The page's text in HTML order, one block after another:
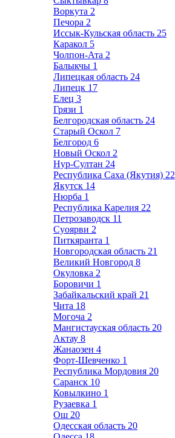
Воркута 2
Печора 2
Иссык-Кульская область 25
Каракол 5
Чолпон-Ата 2
Балыкчы 1
Липецкая область 24
Липецк 17
Елец 3
Грязи 1
Белгородская область 24
Старый Оскол 7
Белгород 6
Новый Оскол 2
Нур-Султан 24
Республика Саха (Якутия) 22
Якутск 14
Нюрба 1
Республика Карелия 22
Петрозаводск 11
Суоярви 2
Питкяранта 1
Новгородская область 21
Великий Новгород 8
Окуловка 2
Боровичи 1
Забайкальский край 21
Чита 18
Могоча 2
Мангистауская область 20
Актау 8
Жанаозен 4
Форт-Шевченко 1
Республика Мордовия 20
Саранск 10
Ковылкино 1
Рузаевка 1
Ош 20
Одесская область 20